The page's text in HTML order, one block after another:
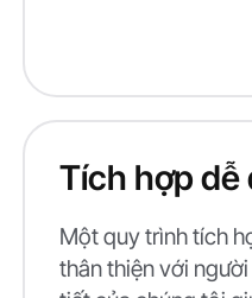
Tích hợp dễ
Một quy trình tích
thân thiện với